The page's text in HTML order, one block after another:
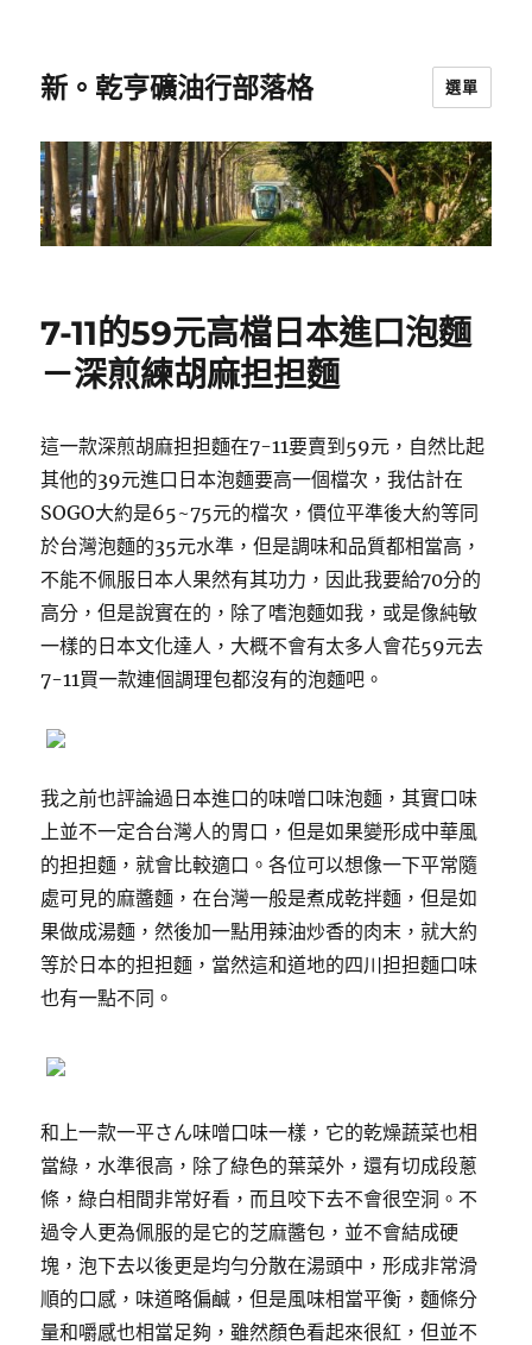
新。乾亨礦油行部落格 選單
7-11的59元高檔日本進口泡麵
－深煎練胡麻担担麵
這一款深煎胡麻担担麵在7-11要賣到59元，自然比起
其他的39元進口日本泡麵要高一個檔次，我估計在
SOGO大約是65~75元的檔次，價位平準後大約等同
於台灣泡麵的35元水準，但是調味和品質都相當高，
不能不佩服日本人果然有其功力，因此我要給70分的
高分，但是說實在的，除了嗜泡麵如我，或是像純敏
一樣的日本文化達人，大概不會有太多人會花59元去
7-11買一款連個調理包都沒有的泡麵吧。
我之前也評論過日本進口的味噌口味泡麵，其實口味
上並不一定合台灣人的胃口，但是如果變形成中華風
的担担麵，就會比較適口。各位可以想像一下平常隨
處可見的麻醬麵，在台灣一般是煮成乾拌麵，但是如
果做成湯麵，然後加一點用辣油炒香的肉末，就大約
等於日本的担担麵，當然這和道地的四川担担麵口味
也有一點不同。
和上一款一平さん味噌口味一樣，它的乾燥蔬菜也相
當綠，水準很高，除了綠色的葉菜外，還有切成段蔥
條，綠白相間非常好看，而且咬下去不會很空洞。不
過令人更為佩服的是它的芝麻醬包，並不會結成硬
塊，泡下去以後更是均勻分散在湯頭中，形成非常滑
順的口感，味道略偏鹹，但是風味相當平衡，麵條分
量和嚼感也相當足夠，雖然顏色看起來很紅，但並不